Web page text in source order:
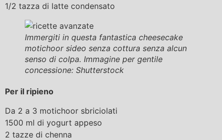
1/2 tazza di latte condensato
Immergiti in questa fantastica cheesecake
motichoor sideo senza cottura senza alcun
senso di colpa. Immagine per gentile
concessione: Shutterstock
Per il ripieno
Da 2 a 3 motichoor sbriciolati
1500 ml di yogurt appeso
2 tazze di chenna